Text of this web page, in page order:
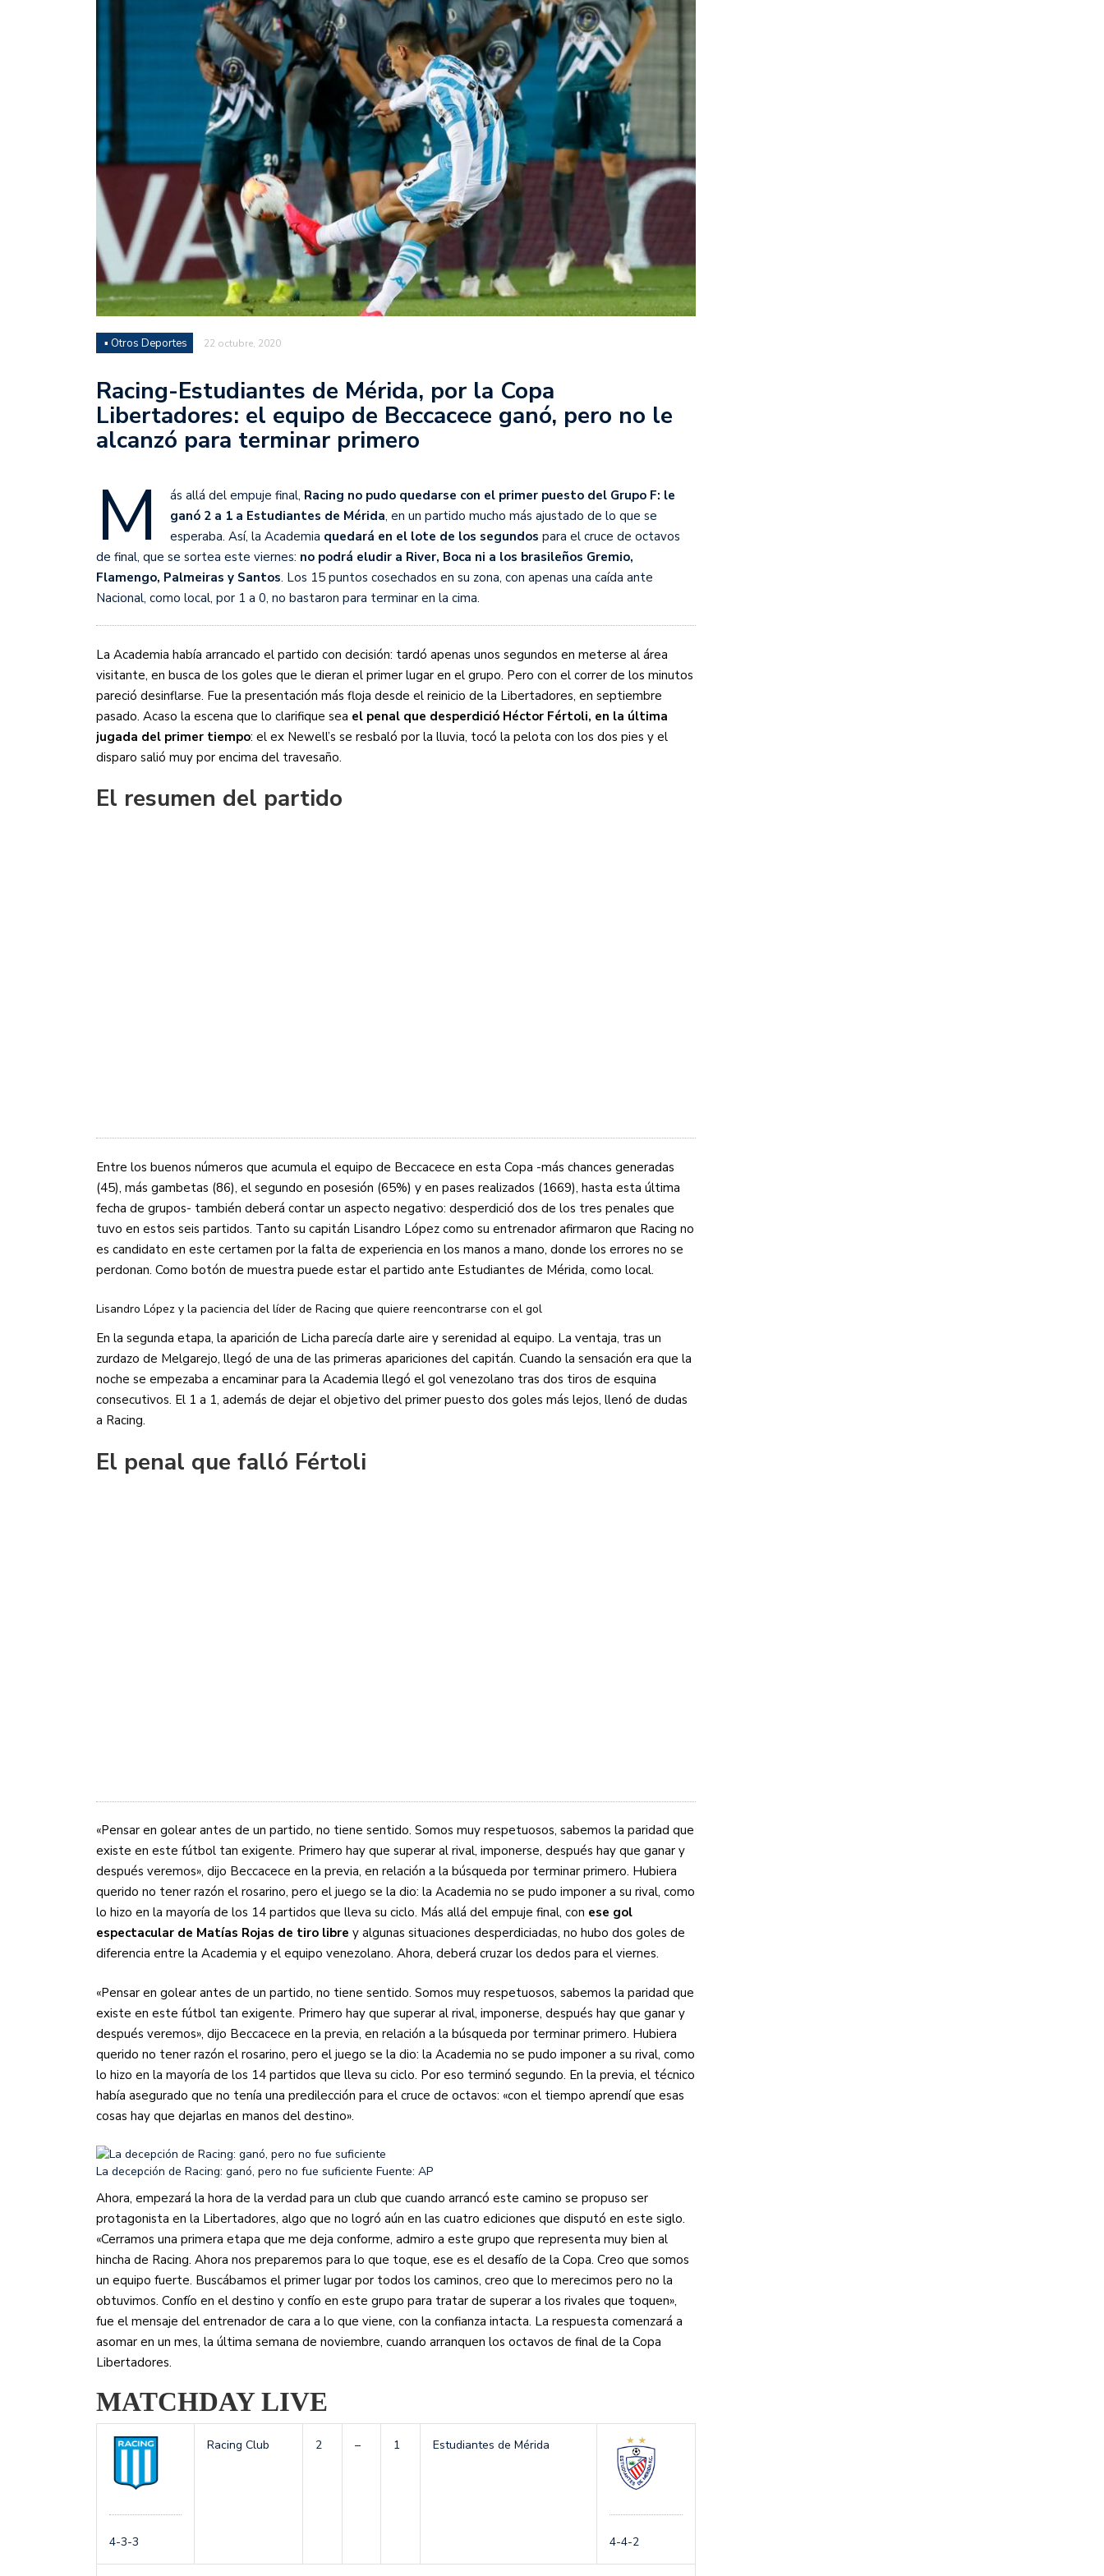
en la historia grande del club”
Nicolás Otamendi regresa al fútbol argentino después de 16 años: del orgullo
de Vélez a la pasión por River
Boca ganó con lo justo ante O’Higgins gracias a la jerarquía de Paredes: una
diferencia y un juego que no dan paz para ir a Rancagua
El Nacional de Clubes A llega a Córdoba con el histórico regreso de Diego
Simonet
Lista de la selección femenina de Argentina para la Copa Mundial de Hockey FIH
2026
Lista de la selección masculina de Argentina para la Copa Mundial de Hockey
FIH 2026
Empieza el Clausura: las diez cosas que tenés que saber
▪ Otros Deportes 22 octubre, 2020
Racing-Estudiantes de Mérida, por la Copa
Libertadores: el equipo de Beccacece ganó, pero no le
alcanzó para terminar primero
M ás allá del empuje final, Racing no pudo quedarse con el primer puesto del Grupo F: le
ganó 2 a 1 a Estudiantes de Mérida, en un partido mucho más ajustado de lo que se
esperaba. Así, la Academia quedará en el lote de los segundos para el cruce de octavos
de final, que se sortea este viernes: no podrá eludir a River, Boca ni a los brasileños Gremio,
Flamengo, Palmeiras y Santos. Los 15 puntos cosechados en su zona, con apenas una caída ante
Nacional, como local, por 1 a 0, no bastaron para terminar en la cima.
La Academia había arrancado el partido con decisión: tardó apenas unos segundos en meterse al área
visitante, en busca de los goles que le dieran el primer lugar en el grupo. Pero con el correr de los minutos
pareció desinflarse. Fue la presentación más floja desde el reinicio de la Libertadores, en septiembre
pasado. Acaso la escena que lo clarifique sea el penal que desperdició Héctor Fértoli, en la última
jugada del primer tiempo: el ex Newell’s se resbaló por la lluvia, tocó la pelota con los dos pies y el
disparo salió muy por encima del travesaño.
El resumen del partido
Entre los buenos números que acumula el equipo de Beccacece en esta Copa -más chances generadas
(45), más gambetas (86), el segundo en posesión (65%) y en pases realizados (1669), hasta esta última
fecha de grupos- también deberá contar un aspecto negativo: desperdició dos de los tres penales que
tuvo en estos seis partidos. Tanto su capitán Lisandro López como su entrenador afirmaron que Racing no
es candidato en este certamen por la falta de experiencia en los manos a mano, donde los errores no se
perdonan. Como botón de muestra puede estar el partido ante Estudiantes de Mérida, como local.
Lisandro López y la paciencia del líder de Racing que quiere reencontrarse con el gol
En la segunda etapa, la aparición de Licha parecía darle aire y serenidad al equipo. La ventaja, tras un
zurdazo de Melgarejo, llegó de una de las primeras apariciones del capitán. Cuando la sensación era que la
noche se empezaba a encaminar para la Academia llegó el gol venezolano tras dos tiros de esquina
consecutivos. El 1 a 1, además de dejar el objetivo del primer puesto dos goles más lejos, llenó de dudas
a Racing.
El penal que falló Fértoli
«Pensar en golear antes de un partido, no tiene sentido. Somos muy respetuosos, sabemos la paridad que
existe en este fútbol tan exigente. Primero hay que superar al rival, imponerse, después hay que ganar y
después veremos», dijo Beccacece en la previa, en relación a la búsqueda por terminar primero. Hubiera
querido no tener razón el rosarino, pero el juego se la dio: la Academia no se pudo imponer a su rival, como
lo hizo en la mayoría de los 14 partidos que lleva su ciclo. Más allá del empuje final, con ese gol
espectacular de Matías Rojas de tiro libre y algunas situaciones desperdiciadas, no hubo dos goles de
diferencia entre la Academia y el equipo venezolano. Ahora, deberá cruzar los dedos para el viernes.
«Pensar en golear antes de un partido, no tiene sentido. Somos muy respetuosos, sabemos la paridad que
existe en este fútbol tan exigente. Primero hay que superar al rival, imponerse, después hay que ganar y
después veremos», dijo Beccacece en la previa, en relación a la búsqueda por terminar primero. Hubiera
querido no tener razón el rosarino, pero el juego se la dio: la Academia no se pudo imponer a su rival, como
lo hizo en la mayoría de los 14 partidos que lleva su ciclo. Por eso terminó segundo. En la previa, el técnico
había asegurado que no tenía una predilección para el cruce de octavos: «con el tiempo aprendí que esas
cosas hay que dejarlas en manos del destino».
La decepción de Racing: ganó, pero no fue suficiente Fuente: AP
Ahora, empezará la hora de la verdad para un club que cuando arrancó este camino se propuso ser
protagonista en la Libertadores, algo que no logró aún en las cuatro ediciones que disputó en este siglo.
«Cerramos una primera etapa que me deja conforme, admiro a este grupo que representa muy bien al
hincha de Racing. Ahora nos preparemos para lo que toque, ese es el desafío de la Copa. Creo que somos
un equipo fuerte. Buscábamos el primer lugar por todos los caminos, creo que lo merecimos pero no la
obtuvimos. Confío en el destino y confío en este grupo para tratar de superar a los rivales que toquen»,
fue el mensaje del entrenador de cara a lo que viene, con la confianza intacta. La respuesta comenzará a
asomar en un mes, la última semana de noviembre, cuando arranquen los octavos de final de la Copa
Libertadores.
MATCHDAY LIVE
4-3-3
Racing Club 2 – 1 Estudiantes de Mérida
4-4-2